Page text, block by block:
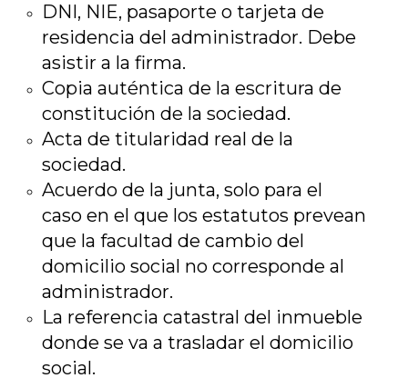
DNI, NIE, pasaporte o tarjeta de
residencia del administrador. Debe
asistir a la firma.
Copia auténtica de la escritura de
constitución de la sociedad.
Acta de titularidad real de la
sociedad.
Acuerdo de la junta, solo para el
caso en el que los estatutos prevean
que la facultad de cambio del
domicilio social no corresponde al
administrador.
La referencia catastral del inmueble
donde se va a trasladar el domicilio
social.